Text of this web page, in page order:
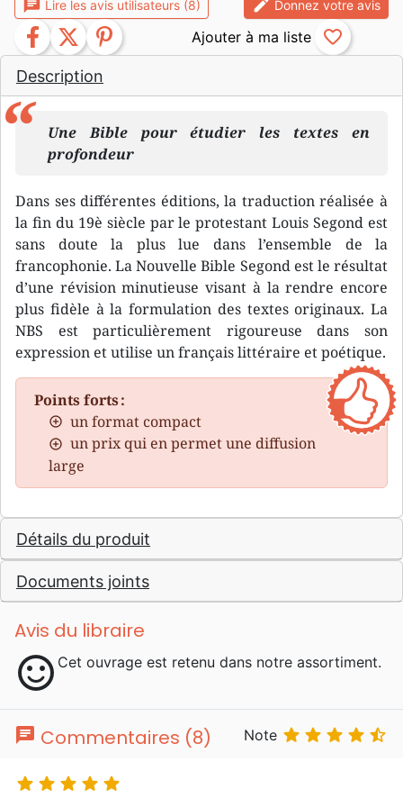
Description
Une Bible pour étudier les textes en
profondeur
Dans ses différentes éditions, la traduction réalisée à
la fin du 19è siècle par le protestant Louis Segond est
sans doute la plus lue dans l’ensemble de la
francophonie. La Nouvelle Bible Segond est le résultat
d’une révision minutieuse visant à la rendre encore
plus fidèle à la formulation des textes originaux. La
NBS est particulièrement rigoureuse dans son
expression et utilise un français littéraire et poétique.
Points forts :
un format compact
un prix qui en permet une diffusion
large
Détails du produit
Documents joints
Avis du libraire
sentiment_satisfied Cet ouvrage est retenu dans notre assortiment.
chat Lire les avis utilisateurs (8) edit Donnez votre avis
facebook twitter pinterest favorite_border
chat Commentaires (8) Note     
    